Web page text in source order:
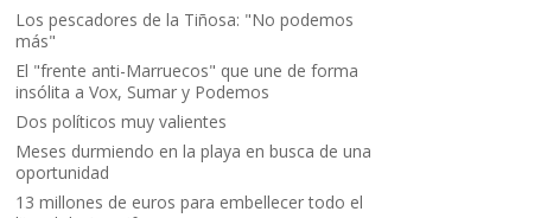
Los pescadores de la Tiñosa: "No podemos
más"
El "frente anti-Marruecos" que une de forma
insólita a Vox, Sumar y Podemos
Dos políticos muy valientes
Meses durmiendo en la playa en busca de una
oportunidad
13 millones de euros para embellecer todo el